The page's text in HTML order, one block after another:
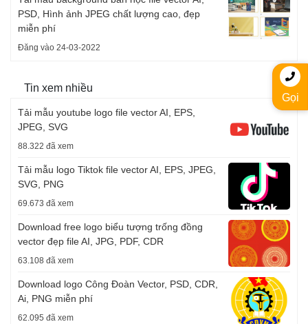
PSD, Hình ảnh JPEG chất lượng cao, đẹp
miễn phí
Đăng vào 24-03-2022
Tin xem nhiều
Tải mẫu youtube logo file vector AI, EPS,
JPEG, SVG
88.322 đã xem
Tải mẫu logo Tiktok file vector AI, EPS, JPEG,
SVG, PNG
69.673 đã xem
Download free logo biểu tượng trống đồng
vector đẹp file AI, JPG, PDF, CDR
63.108 đã xem
Download logo Công Đoàn Vector, PSD, CDR,
Ai, PNG miễn phí
62.095 đã xem
Gọi